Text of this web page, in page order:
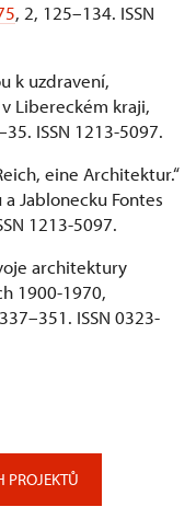
, 2, 125–134. ISSN
k uzdravení,
Libereckém kraji,
ISSN 1213-5097.
eine Architektur.“
Jablonecku Fontes
1213-5097.
architektury
1900-1970,
ISSN 0323-
PROJEKTŮ